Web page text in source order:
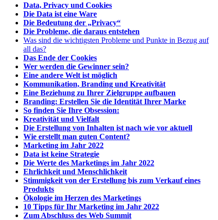
Data, Privacy und Cookies
Die Data ist eine Ware
Die Bedeutung der „Privacy“
Die Probleme, die daraus entstehen
Was sind die wichtigsten Probleme und Punkte in Bezug auf
all das?
Das Ende der Cookies
Wer werden die Gewinner sein?
Eine andere Welt ist möglich
Kommunikation, Branding und Kreativität
Eine Beziehung zu Ihrer Zielgruppe aufbauen
Branding: Erstellen Sie die Identität Ihrer Marke
So finden Sie Ihre Obsession:
Kreativität und Vielfalt
Die Erstellung von Inhalten ist nach wie vor aktuell
Wie erstellt man guten Content?
Marketing im Jahr 2022
Data ist keine Strategie
Die Werte des Marketings im Jahr 2022
Ehrlichkeit und Menschlichkeit
Stimmigkeit von der Erstellung bis zum Verkauf eines
Produkts
Ökologie im Herzen des Marketings
10 Tipps für Ihr Marketing im Jahr 2022
Zum Abschluss des Web Summit